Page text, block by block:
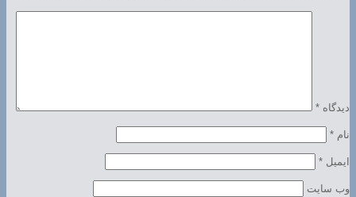
دیدگاه *
نام *
ایمیل *
وب‌ سایت